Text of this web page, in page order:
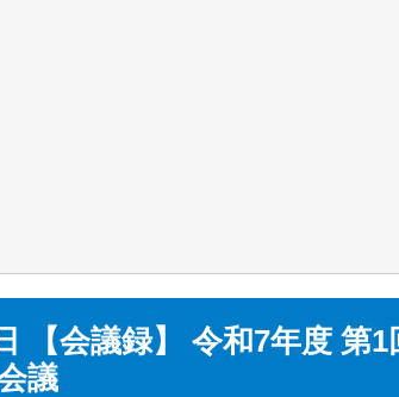
【会議録】 令和7年度 第
議